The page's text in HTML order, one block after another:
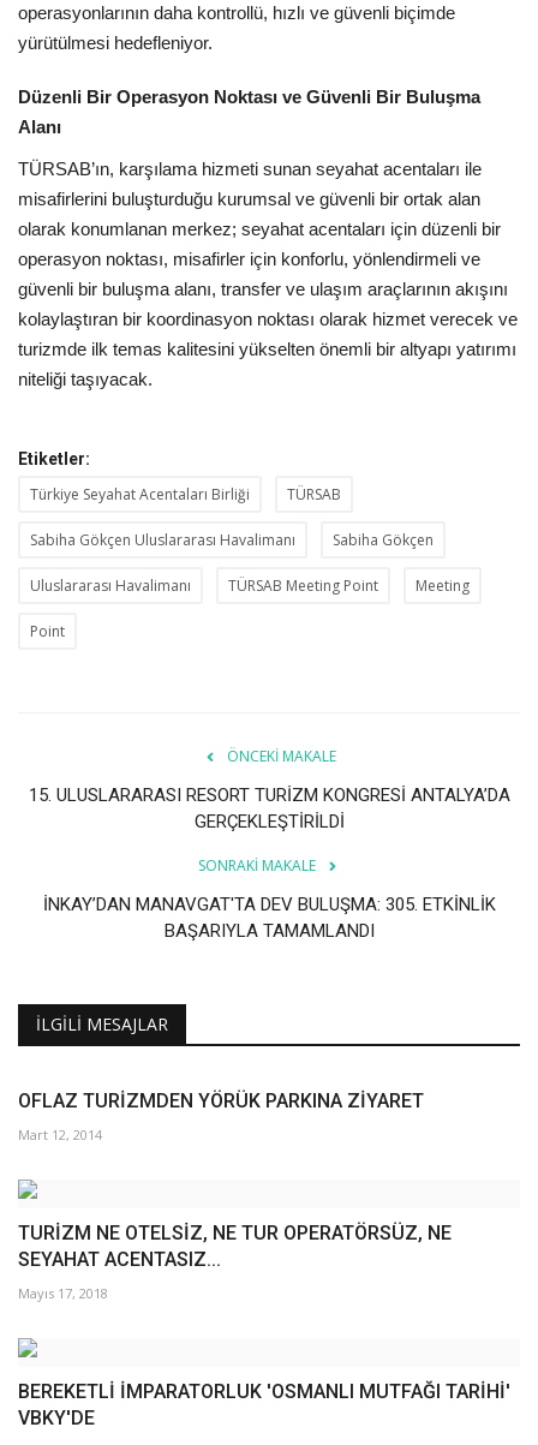
operasyonlarının daha kontrollü, hızlı ve güvenli biçimde
yürütülmesi hedefleniyor.
Düzenli Bir Operasyon Noktası ve Güvenli Bir Buluşma
Alanı
TÜRSAB’ın, karşılama hizmeti sunan seyahat acentaları ile
misafirlerini buluşturduğu kurumsal ve güvenli bir ortak alan
olarak konumlanan merkez; seyahat acentaları için düzenli bir
operasyon noktası, misafirler için konforlu, yönlendirmeli ve
güvenli bir buluşma alanı, transfer ve ulaşım araçlarının akışını
kolaylaştıran bir koordinasyon noktası olarak hizmet verecek ve
turizmde ilk temas kalitesini yükselten önemli bir altyapı yatırımı
niteliği taşıyacak.
Etiketler:
Türkiye Seyahat Acentaları Birliği TÜRSAB
Sabiha Gökçen Uluslararası Havalimanı Sabiha Gökçen
Uluslararası Havalimanı TÜRSAB Meeting Point Meeting
Point
ÖNCEKI MAKALE
15. ULUSLARARASI RESORT TURİZM KONGRESİ ANTALYA’DA
GERÇEKLEŞTİRİLDİ
SONRAKI MAKALE
İNKAY’DAN MANAVGAT'TA DEV BULUŞMA: 305. ETKİNLİK
BAŞARIYLA TAMAMLANDI
İLGILI MESAJLAR
OFLAZ TURİZMDEN YÖRÜK PARKINA ZİYARET
Mart 12, 2014
TURİZM NE OTELSİZ, NE TUR OPERATÖRSÜZ, NE
SEYAHAT ACENTASIZ...
Mayıs 17, 2018
BEREKETLİ İMPARATORLUK 'OSMANLI MUTFAĞI TARİHİ'
VBKY'DE